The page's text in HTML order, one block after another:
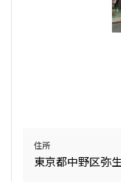
住所
東京都中野区弥